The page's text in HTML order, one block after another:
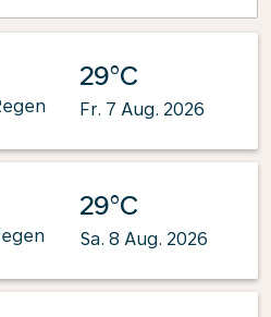
29°C
Fr. 7 Aug. 2026
29°C
Sa. 8 Aug. 2026